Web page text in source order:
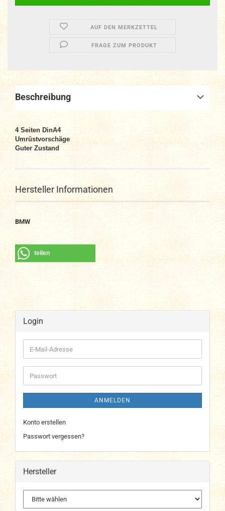
AUF DEN MERKZETTEL
FRAGE ZUM PRODUKT
Beschreibung
4 Seiten DinA4
Umrüstvorschäge
Guter Zustand
Hersteller Informationen
BMW
teilen
Login
E-
Mail-
Adresse
Passwort
ANMELDEN
Konto erstellen
Passwort vergessen?
Hersteller